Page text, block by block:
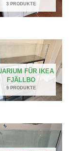
3 PRODUKTE
FÜR IKEA
FJÄLLBO
9 PRODUKTE